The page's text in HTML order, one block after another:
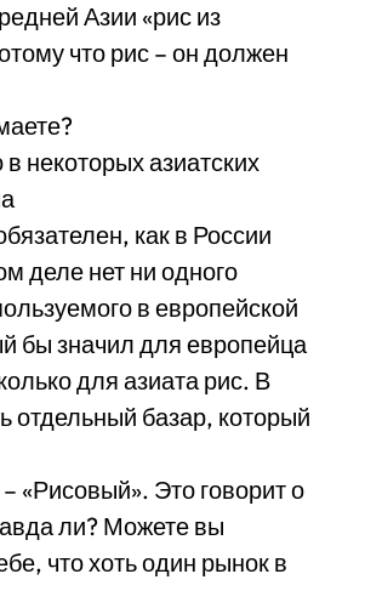
Азии «рис из
что рис – он должен
в некоторых азиатских
как в России
деле нет ни одного
в европейской
бы значил для европейца
для азиата рис. В
отдельный базар, который
«Рисовый». Это говорит о
ли? Можете вы
что хоть один рынок в